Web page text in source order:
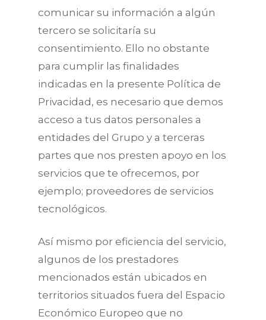
comunicar su información a algún
tercero se solicitaría su
consentimiento. Ello no obstante
para cumplir las finalidades
indicadas en la presente Política de
Privacidad, es necesario que demos
acceso a tus datos personales a
entidades del Grupo y a terceras
partes que nos presten apoyo en los
servicios que te ofrecemos, por
ejemplo; proveedores de servicios
tecnológicos.
Así mismo por eficiencia del servicio,
algunos de los prestadores
mencionados están ubicados en
territorios situados fuera del Espacio
Económico Europeo que no